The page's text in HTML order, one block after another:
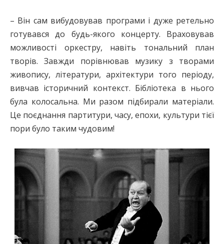
– Він сам вибудовував програми і дуже ретельно
готувався до будь-якого концерту. Враховував
можливості оркестру, навіть тональний план
творів. Завжди порівнював музику з творами
живопису, літератури, архітектури того періоду,
вивчав історичний контекст. Бібліотека в нього
була колосальна. Ми разом підбирали матеріали.
Це поєднання партитури, часу, епохи, культури тієї
пори було таким чудовим!